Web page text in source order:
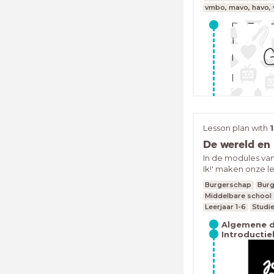
Hogeschool
maakten in
school een
thema Genot
interactieve
gang te brengen
onderwerpen
klas.Alle
in deze kijklijst.
vmbo, mavo, havo,
Lesson plan with
De wereld
In de modules
Ik!' maken onze
verschillende
uit heden en
diepgaand inzicht
mensen en
om leerlingen
mee omtrent
er tijdens de
interculturele
de module staat
Burgerschap
Middelbare school
Leerjaar 1-6
Algemene